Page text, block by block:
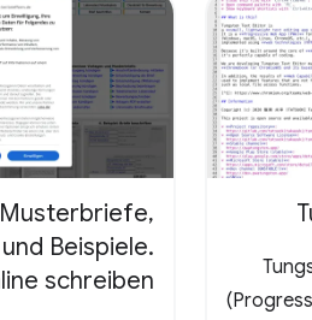
and mentally
experience.
of Pathuku,
counts. Unleash
solving skills and
that lie ahead!
Beispiele.
schreiben